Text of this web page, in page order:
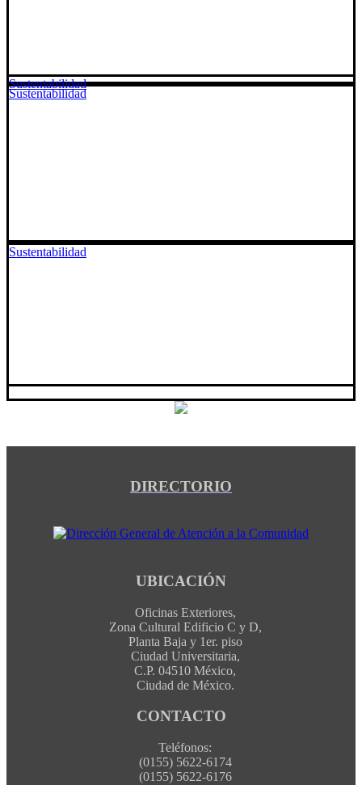
Sustentabilidad
Sustentabilidad
Sustentabilidad
DIRECTORIO
UBICACIÓN
Oficinas Exteriores,
Zona Cultural Edificio C y D,
Planta Baja y 1er. piso
Ciudad Universitaria,
C.P. 04510 México,
Ciudad de México.
CONTACTO
Teléfonos:
(0155) 5622-6174
(0155) 5622-6176